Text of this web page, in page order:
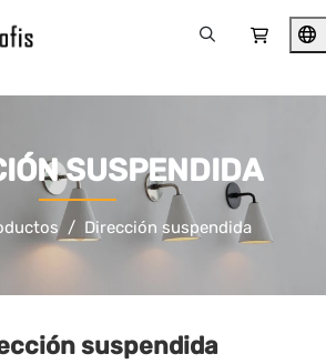
SUSPENDIDA
Dirección suspendida
suspendida